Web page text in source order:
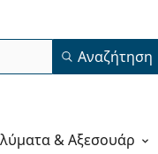
Αναζήτηση
& Αξεσουάρ